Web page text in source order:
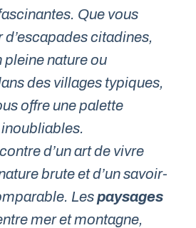
Que vous
citadines,
pleine nature ou
des villages typiques,
offre une palette
d’un art de vivre
brute et d’un savoir-
Lespaysages
mer et montagne,